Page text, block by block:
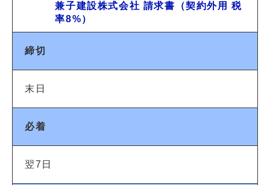
兼子建設株式会社 請求書（契約外用 税
率8%）
締切
末日
必着
翌7日